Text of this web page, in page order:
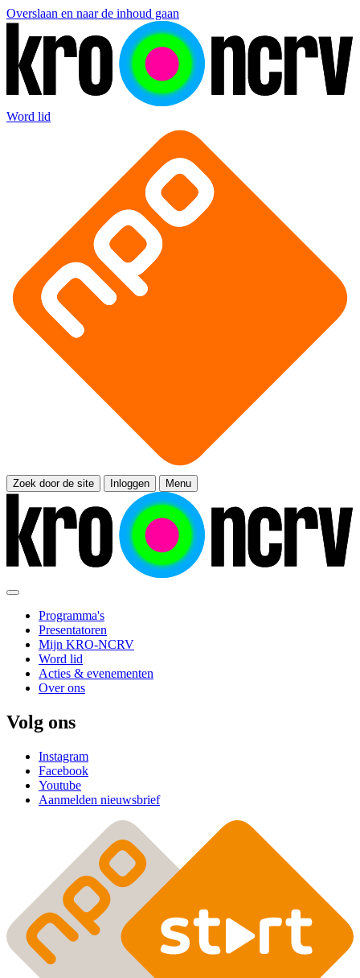
Overslaan en naar de inhoud gaan
Word lid
Zoek door de site Inloggen Menu
Programma's
Presentatoren
Mijn KRO-NCRV
Word lid
Acties & evenementen
Over ons
Volg ons
Instagram
Facebook
Youtube
Aanmelden nieuwsbrief